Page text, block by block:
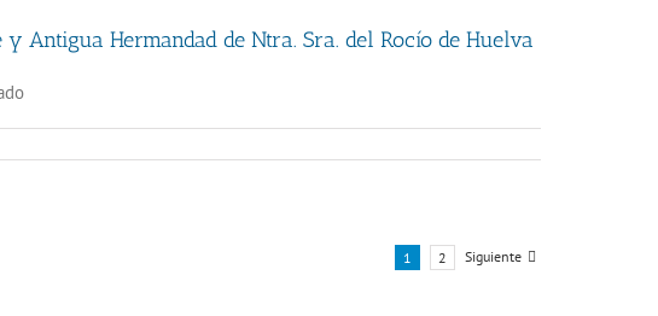
Antigua Hermandad de Ntra. Sra. del Rocío de Huelva
1 2 Siguiente